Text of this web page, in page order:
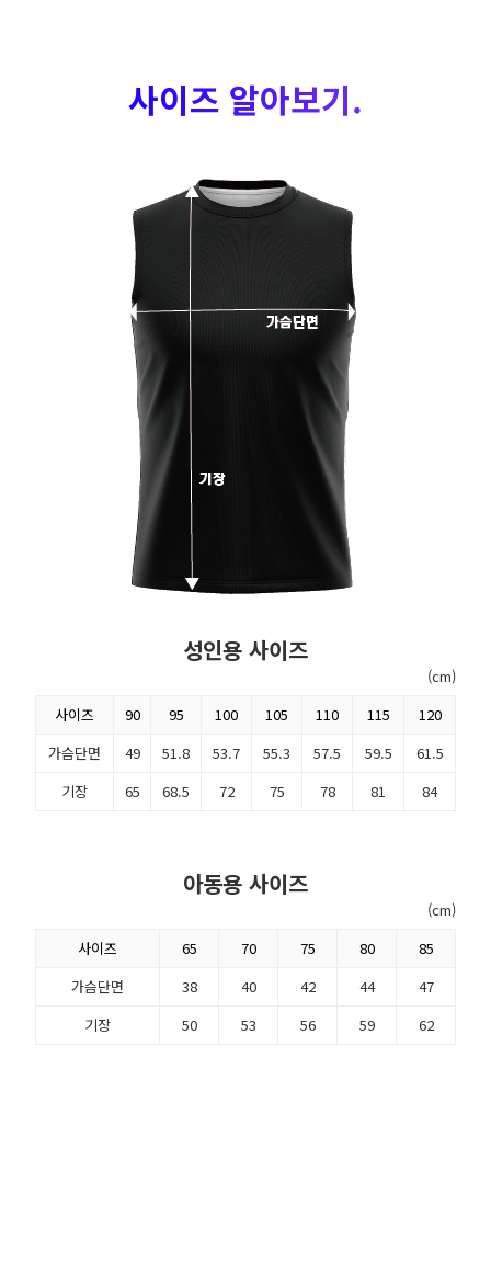
사이즈 알아보기.
성인용 사이즈
(cm)
사이즈
90 95 100 105 110 115
120
가슴단면
49 51.8 53.7 55.3 57.5 59.5
61.5
기장
65 68.5 72 75 78 81 84
아동용 사이즈
(cm)
사이즈
65 70 75 80
85
가슴단면
38 40 42 44
47
기장
50 53 56 59 62